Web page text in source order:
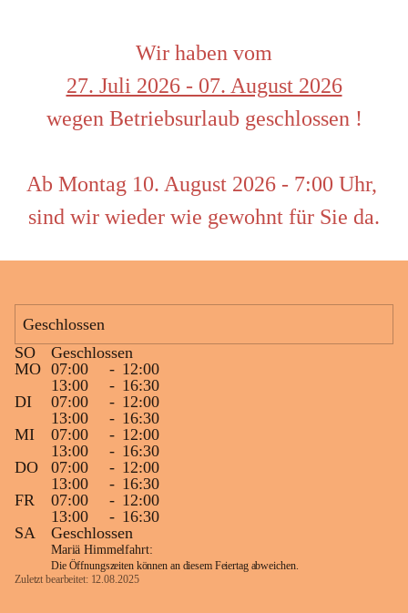
Wir haben vom
27. Juli 2026 - 07. August 2026
wegen Betriebsurlaub geschlossen !
Ab Montag 10. August 2026 - 7:00 Uhr,
sind wir wieder wie gewohnt für Sie da.
Geschlossen
SO
Geschlossen
MO 07:00 - 12:00
13:00
- 16:30
DI
07:00 - 12:00
13:00
- 16:30
MI
07:00 - 12:00
13:00
- 16:30
DO
07:00 - 12:00
13:00
- 16:30
FR
07:00 - 12:00
13:00
- 16:30
SA
Geschlossen
Mariä Himmelfahrt:
Die Öffnungszeiten können an diesem Feiertag abweichen.
Zuletzt bearbeitet: 12.08.2025